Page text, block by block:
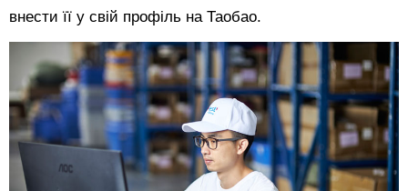
внести її у свій профіль на Таобао.